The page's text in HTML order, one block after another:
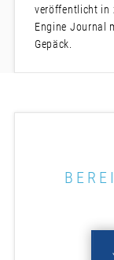
veröffentlicht in
Engine Journal
Gepäck.